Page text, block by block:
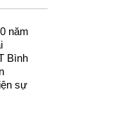
năm
Bình
sự